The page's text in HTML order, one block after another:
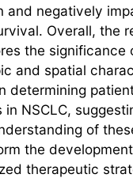
and negatively
Overall, the
the significance
and spatial
determining
in NSCLC,
of
the
therapeutic